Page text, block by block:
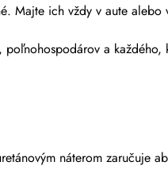
Majte ich vždy v aute
a
náterom zaručuje